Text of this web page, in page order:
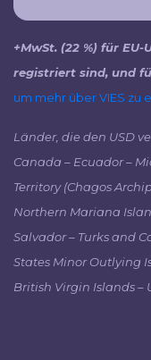
+MwSt. (22 %) für
registriert sind, und
um mehr über VIES zu
Länder, die den USD
Canada – Ecuador –
Territory (Chagos
Northern Mariana
Salvador – Turks and
States Minor Outlying
British Virgin Islands –